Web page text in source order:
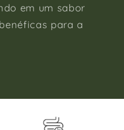
em um sabor
para a